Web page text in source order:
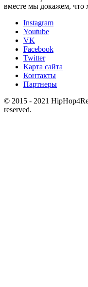
вместе мы докажем, что
Instagram
Youtube
VK
Facebook
Twitter
Карта сайта
Контакты
Партнеры
© 2015 - 2021
reserved.